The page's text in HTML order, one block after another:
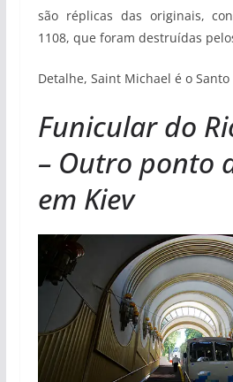
são réplicas das originais,
1108, que foram destruídas
Detalhe, Saint Michael é o
Funicular do
– Outro ponto
em Kiev